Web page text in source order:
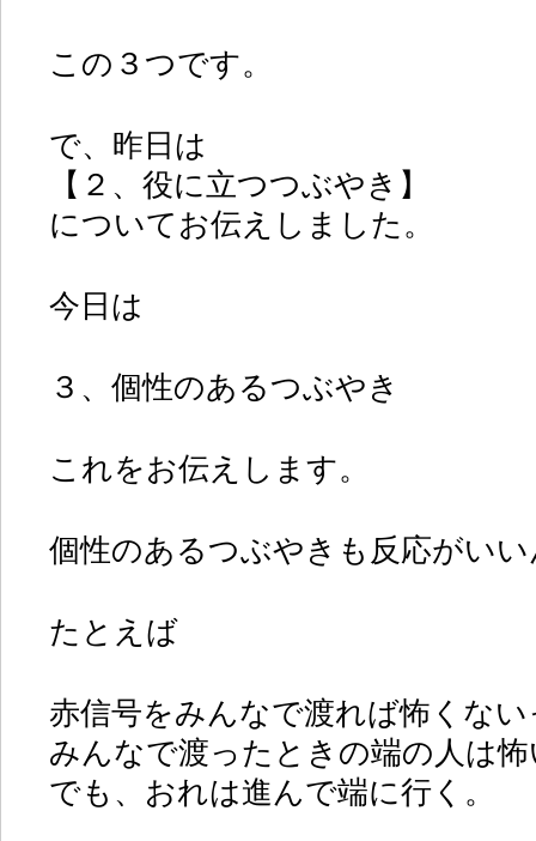
この３つです。
で、昨日は
【２、役に立つつぶやき】
についてお伝えしました。
今日は
３、個性のあるつぶやき
これをお伝えします。
個性のあるつぶやきも反応がい
たとえば
赤信号をみんなで渡れば怖くな
みんなで渡ったときの端の人は
でも、おれは進んで端に行く。